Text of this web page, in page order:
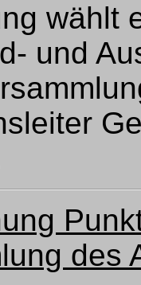
wählt
und
des